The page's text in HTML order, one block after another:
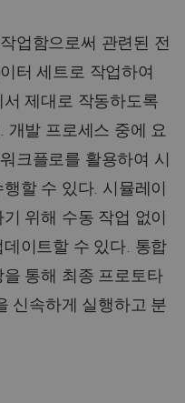
업함으로써 관련된 전
터 세트로 작업하여
제대로 작동하도록
개발 프로세스 중에 요
크플로를 활용하여 시
할 수 있다. 시뮬레이
위해 수동 작업 없이
이트할 수 있다. 통합
통해 최종 프로토타
신속하게 실행하고 분